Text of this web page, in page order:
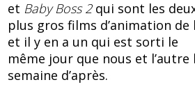
et Baby Boss 2qui sont les
plus gros films d’animation de
et il y en a un qui est sorti le
même jour que nous et l’autre
semaine d’après.